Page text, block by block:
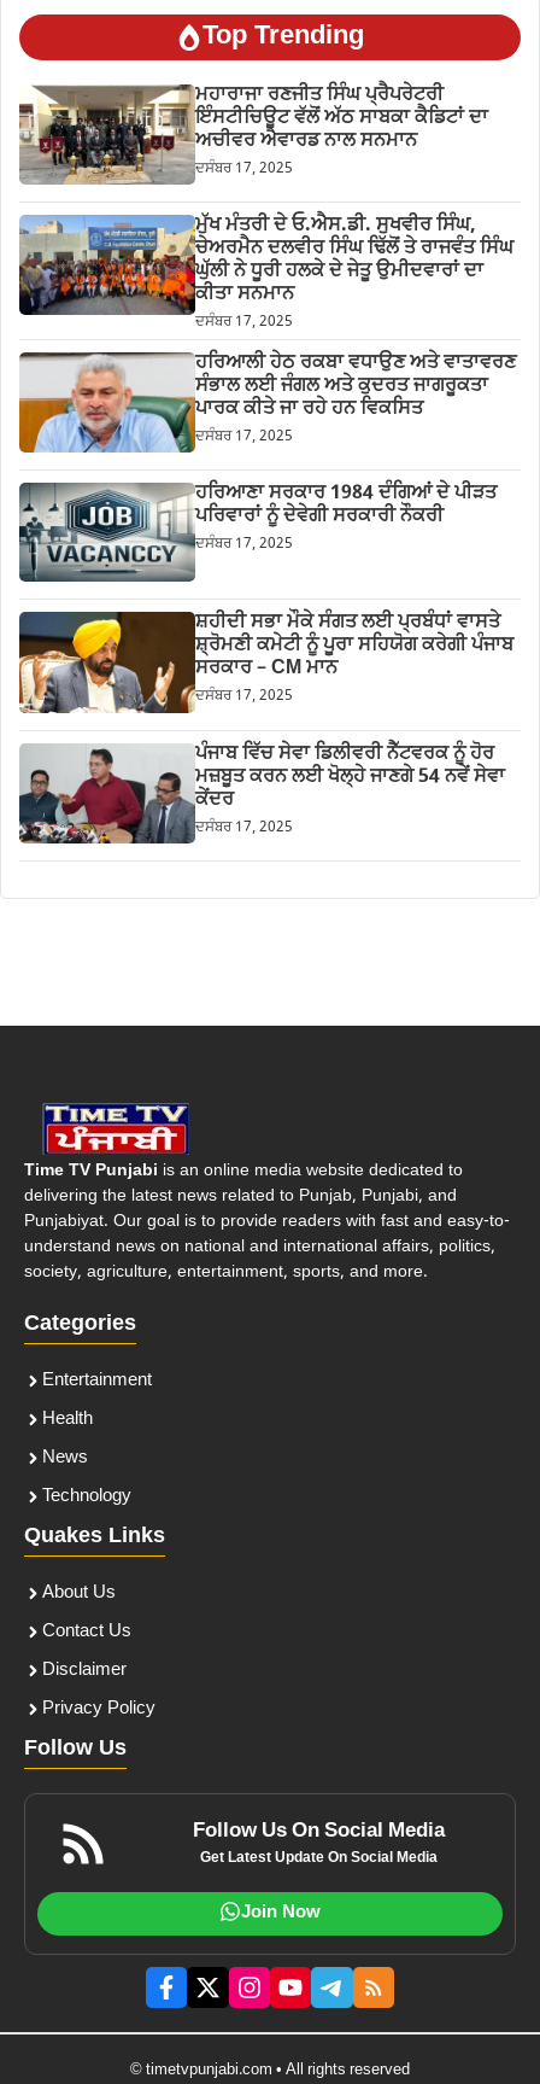
Top Trending
ਮਹਾਰਾਜਾ ਰਣਜੀਤ ਸਿੰਘ ਪ੍ਰੈਪਰੇਟਰੀ
ਇੰਸਟੀਚਿਊਟ ਵੱਲੋਂ ਅੱਠ ਸਾਬਕਾ ਕੈਡਿਟਾਂ ਦਾ
ਅਚੀਵਰ ਐਵਾਰਡ ਨਾਲ ਸਨਮਾਨ
ਦਸੰਬਰ 17, 2025
ਮੁੱਖ ਮੰਤਰੀ ਦੇ ਓ.ਐਸ.ਡੀ. ਸੁਖਵੀਰ ਸਿੰਘ,
ਚੇਅਰਮੈਨ ਦਲਵੀਰ ਸਿੰਘ ਢਿੱਲੋਂ ਤੇ ਰਾਜਵੰਤ ਸਿੰਘ
ਘੁੱਲੀ ਨੇ ਧੂਰੀ ਹਲਕੇ ਦੇ ਜੇਤੂ ਉਮੀਦਵਾਰਾਂ ਦਾ
ਕੀਤਾ ਸਨਮਾਨ
ਦਸੰਬਰ 17, 2025
ਹਰਿਆਲੀ ਹੇਠ ਰਕਬਾ ਵਧਾਉਣ ਅਤੇ ਵਾਤਾਵਰਣ
ਸੰਭਾਲ ਲਈ ਜੰਗਲ ਅਤੇ ਕੁਦਰਤ ਜਾਗਰੂਕਤਾ
ਪਾਰਕ ਕੀਤੇ ਜਾ ਰਹੇ ਹਨ ਵਿਕਸਿਤ
ਦਸੰਬਰ 17, 2025
ਹਰਿਆਣਾ ਸਰਕਾਰ 1984 ਦੰਗਿਆਂ ਦੇ ਪੀੜਤ
ਪਰਿਵਾਰਾਂ ਨੂੰ ਦੇਵੇਗੀ ਸਰਕਾਰੀ ਨੌਕਰੀ
ਦਸੰਬਰ 17, 2025
ਸ਼ਹੀਦੀ ਸਭਾ ਮੌਕੇ ਸੰਗਤ ਲਈ ਪ੍ਰਬੰਧਾਂ ਵਾਸਤੇ
ਸ਼੍ਰੋਮਣੀ ਕਮੇਟੀ ਨੂੰ ਪੂਰਾ ਸਹਿਯੋਗ ਕਰੇਗੀ ਪੰਜਾਬ
ਸਰਕਾਰ – CM ਮਾਨ
ਦਸੰਬਰ 17, 2025
ਪੰਜਾਬ ਵਿੱਚ ਸੇਵਾ ਡਿਲੀਵਰੀ ਨੈੱਟਵਰਕ ਨੂੰ ਹੋਰ
ਮਜ਼ਬੂਤ ਕਰਨ ਲਈ ਖੋਲ੍ਹੇ ਜਾਣਗੇ 54 ਨਵੇਂ ਸੇਵਾ
ਕੇਂਦਰ
ਦਸੰਬਰ 17, 2025
Time TV Punjabi is an online media website dedicated to
delivering the latest news related to Punjab, Punjabi, and
Punjabiyat. Our goal is to provide readers with fast and easy-to-
understand news on national and international affairs, politics,
society, agriculture, entertainment, sports, and more.
Categories
Entertainment
Health
News
Technology
Quakes Links
About Us
Contact Us
Disclaimer
Privacy Policy
Follow Us
Follow Us On Social Media
Get Latest Update On Social Media
Join Now
© timetvpunjabi.com • All rights reserved